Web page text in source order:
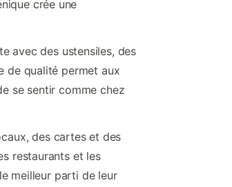
crée une
avec des ustensiles, des
de qualité permet aux
se sentir comme chez
des cartes et des
restaurants et les
meilleur parti de leur